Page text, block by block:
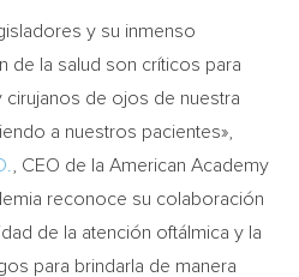
y su inmenso
de la salud son críticos para
de ojos de nuestra
a nuestros pacientes»,
, CEO de la American Academy
reconoce su colaboración
de la atención oftálmica y la
para brindarla de manera